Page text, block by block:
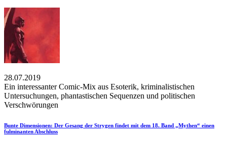
28.07.2019
Ein interessanter Comic-Mix aus Esoterik, kriminalistischen
Untersuchungen, phantastischen Sequenzen und politischen
Verschwörungen
Bunte Dimensionen: Der Gesang der Strygen findet mit dem 18. Band „Mythen“ einen
fulminanten Abschluss